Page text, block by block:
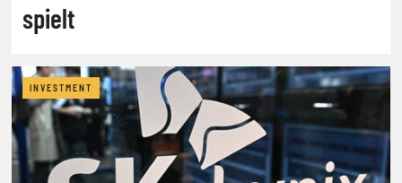
spielt
INVESTMENT